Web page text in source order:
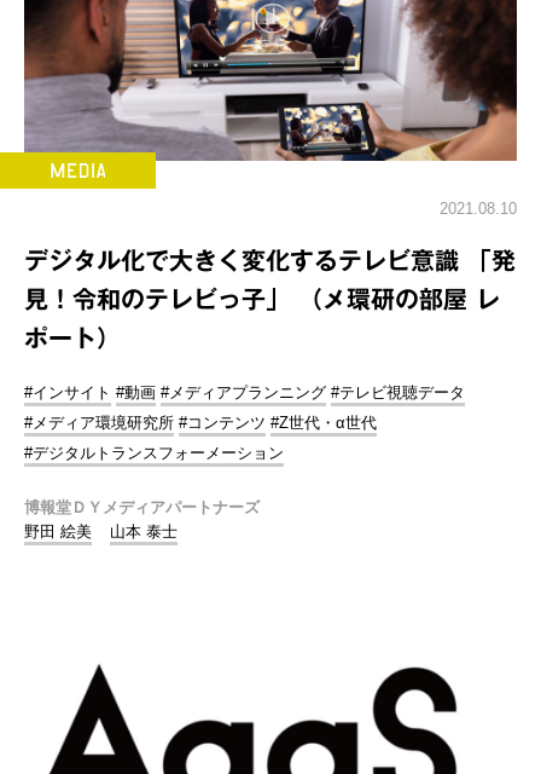
2021.08.10
デジタル化で大きく変化するテレビ意識 「発
見！令和のテレビっ子」 （メ環研の部屋 レ
ポート）
#インサイト #動画 #メディアプランニング #テレビ視聴データ
#メディア環境研究所 #コンテンツ #Z世代・α世代
#デジタルトランスフォーメーション
博報堂ＤＹメディアパートナーズ
野田 絵美
山本 泰士